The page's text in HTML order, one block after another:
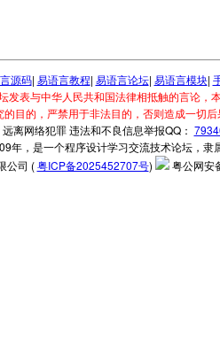
源码| 易语言教程| 易语言论坛| 易语言模块|
发表与中华人民共和国法律相抵触的言论，
目的，严禁用于非法目的，否则造成一切
离网络犯罪 违法和不良信息举报QQ：
年，是一个程序设计学习交流技术论坛，隶
公司 (粤ICP备2025452707号) 粤公网安